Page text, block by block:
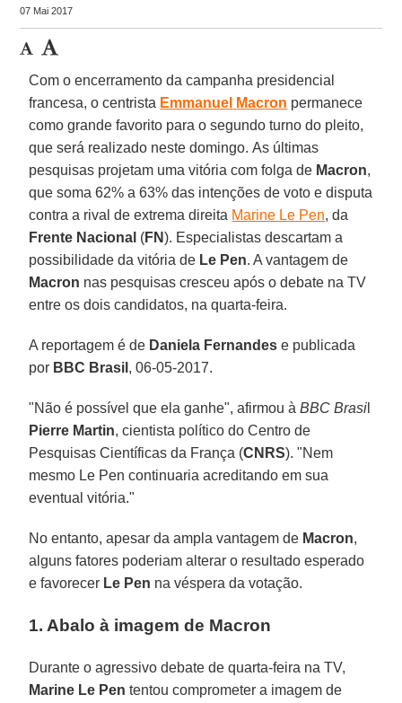
07 Mai 2017
Com o encerramento da campanha presidencial
francesa, o centrista Emmanuel Macron permanece
como grande favorito para o segundo turno do pleito,
que será realizado neste domingo. As últimas
pesquisas projetam uma vitória com folga de Macron,
que soma 62% a 63% das intenções de voto e disputa
contra a rival de extrema direita Marine Le Pen, da
Frente Nacional (FN). Especialistas descartam a
possibilidade da vitória de Le Pen. A vantagem de
Macron nas pesquisas cresceu após o debate na TV
entre os dois candidatos, na quarta-feira.
A reportagem é de Daniela Fernandes e publicada
por BBC Brasil , 06-05-2017.
"Não é possível que ela ganhe", afirmou àBBC Brasi
Pierre Martin, cientista político do Centro de
Pesquisas Científicas da França (CNRS). "Nem
mesmo Le Pen continuaria acreditando em sua
eventual vitória."
No entanto, apesar da ampla vantagem de Macron,
alguns fatores poderiam alterar o resultado esperado
e favorecer Le Pen na véspera da votação.
1. Abalo à imagem de Macron
Durante o agressivo debate de quarta-feira na TV,
Marine Le Pen tentou comprometer a imagem de